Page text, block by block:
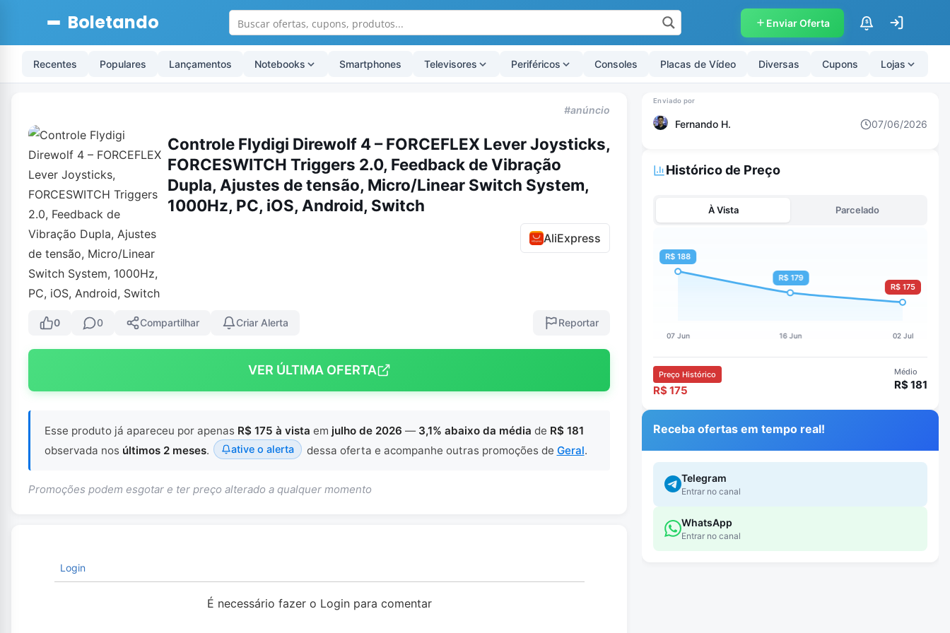
Boletando Enviar Oferta $
Recentes Populares Lançamentos Notebooks Smartphones Televisores Periféricos Consoles Placas de Vídeo Diversas Cupons Lojas
#anúncio
Controle Flydigi Direwolf 4 – FORCEFLEX Lever Joysticks,
FORCESWITCH Triggers 2.0, Feedback de Vibração
Dupla, Ajustes de tensão, Micro/Linear Switch System,
1000Hz, PC, iOS, Android, Switch
AliExpress
0 0 Compartilhar Criar Alerta Reportar
VER ÚLTIMA OFERTA
Esse produto já apareceu por apenas R$ 175 à vista em julho de 2026 — 3,1% abaixo da média de R$ 181
observada nos últimos 2 meses. ative o alerta dessa oferta e acompanhe outras promoções de Geral.
Promoções podem esgotar e ter preço alterado a qualquer momento
Login
É necessário fazer o Login para comentar
Fernando H. 07/06/2026
Histórico de Preço
À Vista Parcelado
Preço Histórico
R$ 175
Médio
R$ 181
Receba ofertas em tempo real!
Telegram
Entrar no canal
WhatsApp
Entrar no canal